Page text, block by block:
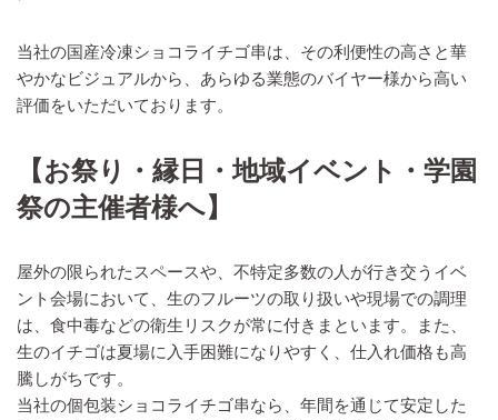
当社の国産冷凍ショコライチゴ串は、その利便性の高さと華
やかなビジュアルから、あらゆる業態のバイヤー様から高い
評価をいただいております。
【お祭り・縁日・地域イベント・学園
祭の主催者様へ】
屋外の限られたスペースや、不特定多数の人が行き交うイベ
ント会場において、生のフルーツの取り扱いや現場での調理
は、食中毒などの衛生リスクが常に付きまといます。また、
生のイチゴは夏場に入手困難になりやすく、仕入れ価格も高
騰しがちです。
当社の個包装ショコライチゴ串なら、年間を通じて安定した